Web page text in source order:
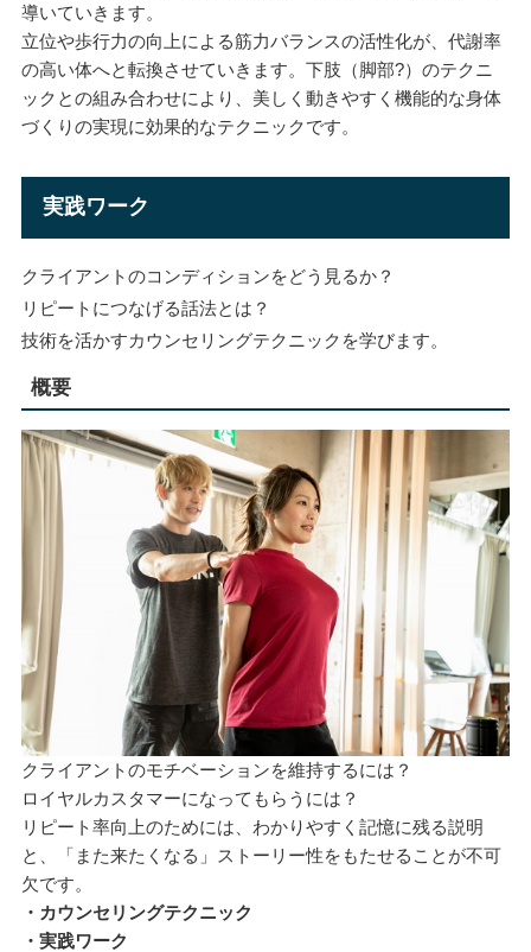
導いていきます。
立位や歩行力の向上による筋力バランスの活性化が、代謝率
の高い体へと転換させていきます。下肢（脚部?）のテクニ
ックとの組み合わせにより、美しく動きやすく機能的な身体
づくりの実現に効果的なテクニックです。
実践ワーク
クライアントのコンディションをどう見るか？
リピートにつなげる話法とは？
技術を活かすカウンセリングテクニックを学びます。
概要
クライアントのモチベーションを維持するには？
ロイヤルカスタマーになってもらうには？
リピート率向上のためには、わかりやすく記憶に残る説明
と、「また来たくなる」ストーリー性をもたせることが不可
欠です。
・カウンセリングテクニック
・実践ワーク